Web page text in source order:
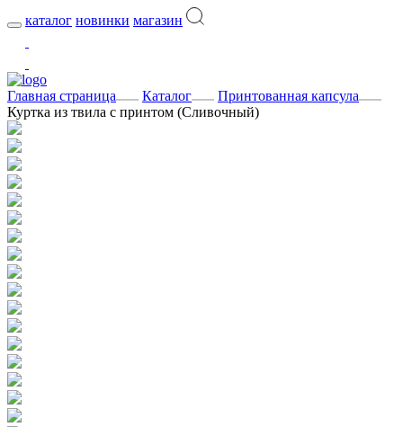
каталог новинки магазин
Главная страница Каталог
Принтованная капсула
Куртка из твила с принтом (Сливочный)